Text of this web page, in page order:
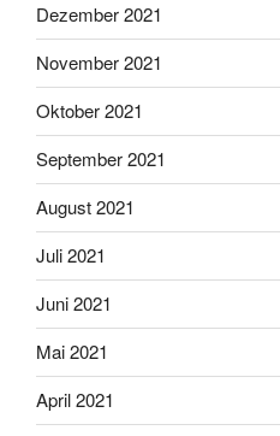
Dezember 2021
November 2021
Oktober 2021
September 2021
August 2021
Juli 2021
Juni 2021
Mai 2021
April 2021